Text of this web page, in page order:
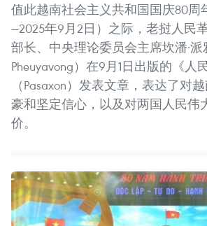
值此越南社会主义共和国国庆80周
—2025年9月2日）之际，老挝人民
部长、中央理论委员会主席坎潘·派
Pheuyavong）在9月1日出版的《人
（Pasaxon）发表文章，表达了对
豪和坚定信心，以及对两国人民伟
价。